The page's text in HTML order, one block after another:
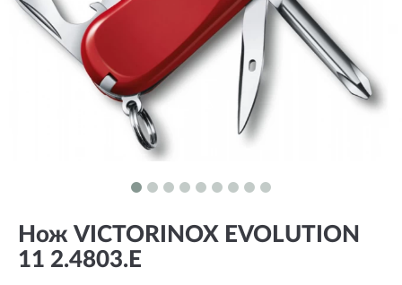
Нож VICTORINOX EVOLUTION
11 2.4803.E